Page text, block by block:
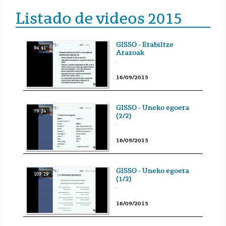
Listado de videos 2015
94' 41''
GISSO - Erabiltze
Arazoak
.
16/09/2015
79' 24''
GISSO - Uneko egoera
(2/2)
.
16/09/2015
103' 29''
GISSO - Uneko egoera
(1/2)
.
16/09/2015